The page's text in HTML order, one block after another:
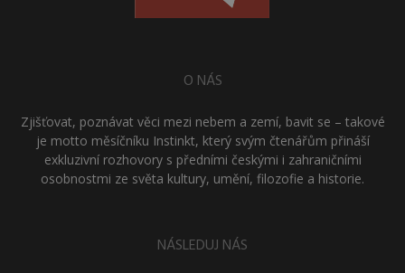
O NÁS
Zjišťovat, poznávat věci mezi nebem a zemí, bavit se – takové
je motto měsíčníku Instinkt, který svým čtenářům přináší
exkluzivní rozhovory s předními českými i zahraničními
osobnostmi ze světa kultury, umění, filozofie a historie.
NÁSLEDUJ NÁS